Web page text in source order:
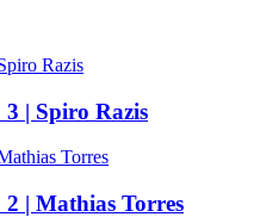
| Spiro Razis
| Mathias Torres